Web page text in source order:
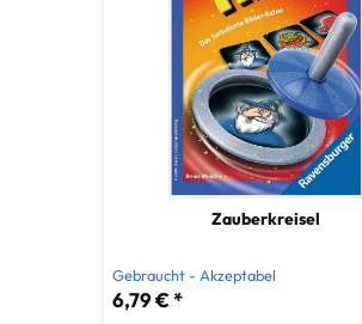
Zauberkreisel
Gebraucht - Akzeptabel
6,79 € *